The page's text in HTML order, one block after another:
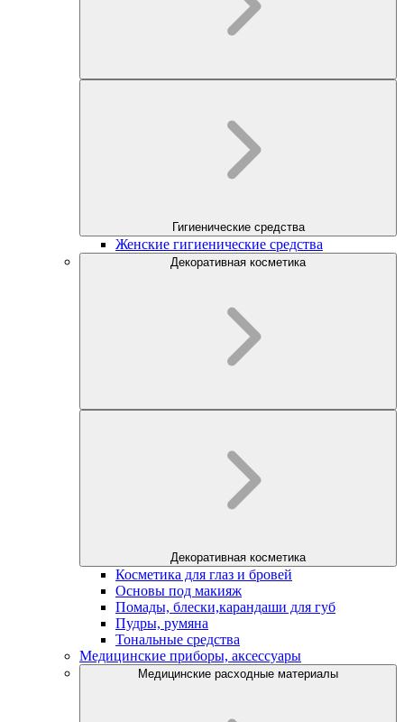
Гигиенические средства
Женские гигиенические средства
Декоративная косметика
Декоративная косметика
Косметика для глаз и бровей
Основы под макияж
Помады, блески,карандаши для губ
Пудры, румяна
Тональные средства
Медицинские приборы, аксессуары
Медицинские расходные материалы